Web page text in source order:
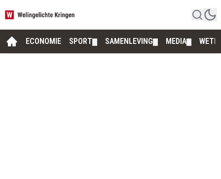
ECONOMIE SPORT SAMENLEVING MEDIA